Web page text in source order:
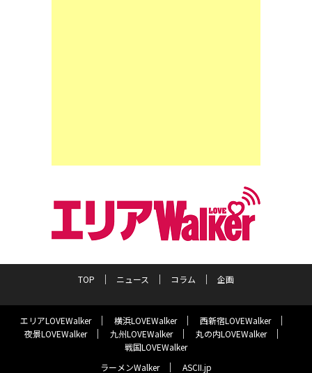
TOP ニュース コラム 企画
エリアLOVEWalker 横浜LOVEWalker
西新宿LOVEWalker
夜景LOVEWalker
九州LOVEWalker
丸の内LOVEWalker
戦国LOVEWalker
ラーメンWalker
ASCII.jp